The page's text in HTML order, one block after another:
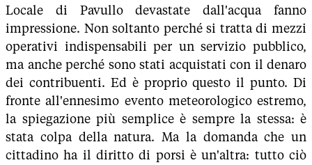
Locale di Pavullo devastate dall'acqua fanno
impressione. Non soltanto perché si tratta di mezzi
operativi indispensabili per un servizio pubblico,
ma anche perché sono stati acquistati con il denaro
dei contribuenti. Ed è proprio questo il punto. Di
fronte all'ennesimo evento meteorologico estremo,
la spiegazione più semplice è sempre la stessa: è
stata colpa della natura. Ma la domanda che un
cittadino ha il diritto di porsi è un'altra: tutto ciò